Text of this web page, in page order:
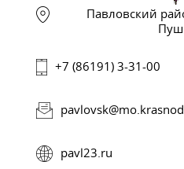
Павловский
+7 (86191) 3-31-00
pavl23.ru